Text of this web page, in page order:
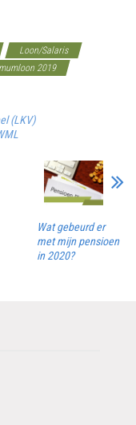
Loon/Salaris
2019
(LKV)
Wat gebeurd er
met mijn pensioen
in 2020?